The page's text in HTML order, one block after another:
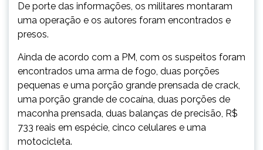
De porte das informações, os militares montaram
uma operação e os autores foram encontrados e
presos.
Ainda de acordo com a PM, com os suspeitos foram
encontrados uma arma de fogo, duas porções
pequenas e uma porção grande prensada de crack,
uma porção grande de cocaína, duas porções de
maconha prensada, duas balanças de precisão, R$
733 reais em espécie, cinco celulares e uma
motocicleta.